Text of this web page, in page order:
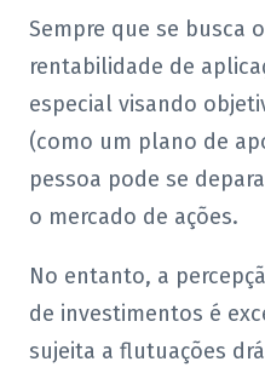
Sempre que se busca
rentabilidade de
especial visando
(como um plano de
pessoa pode se
o mercado de ações.
No entanto, a
de investimentos é
sujeita a flutuações